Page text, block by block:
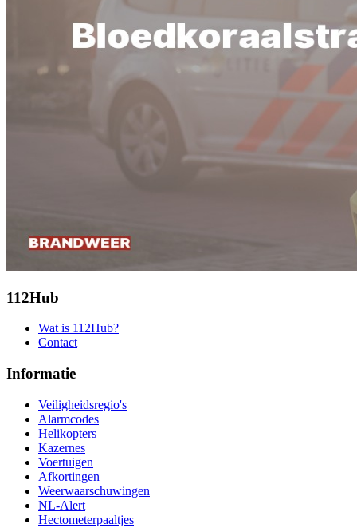
112Hub
Wat is 112Hub?
Contact
Informatie
Veiligheidsregio's
Alarmcodes
Helikopters
Kazernes
Voertuigen
Afkortingen
Weerwaarschuwingen
NL-Alert
Hectometerpaaltjes